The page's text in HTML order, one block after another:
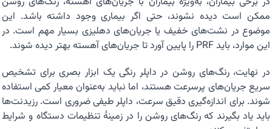
ممکن است دیده نشوند، حتی اگر بیماری وجود داشته باشد. این
موضوع در نشت‌های خفیف یا جریان‌های دهلیزی بسیار مهم است. در
این موارد، باید PRF را پایین آورد تا جریان‌های آهسته بهتر دیده شوند.
در نهایت، رنگ‌های روشن در داپلر رنگی یک ابزار بصری برای تشخیص
سریع جریان‌های پرسرعت هستند، اما نباید به‌عنوان معیار کمی استفاده
شوند. برای اندازه‌گیری دقیق سرعت، داپلر طیفی ضروری است. رزیدنت‌ها
باید یاد بگیرند که رنگ‌های روشن را در زمینهٔ تنظیمات دستگاه و شرایط